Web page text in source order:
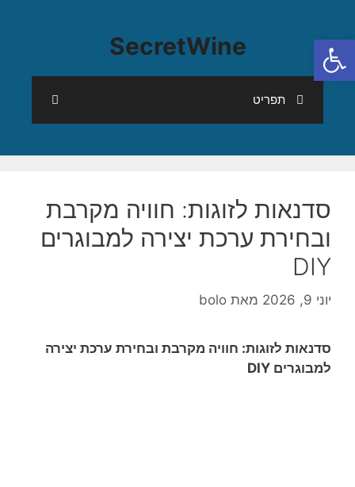
פתח סרגל נגישות SecretWine
תפריט
סדנאות לזוגות: חוויה מקרבת
ובחירת ערכת יצירה למבוגרים
DIY
יוני 9, 2026 מאת bolo
סדנאות לזוגות: חוויה מקרבת ובחירת ערכת יצירה
למבוגרים DIY